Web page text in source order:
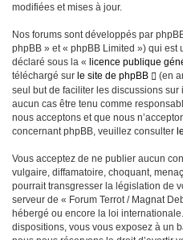
modifiées et mises à jour.
Nos forums sont développés par
phpBB » et « phpBB Limited ») qui
déclaré sous la « licence publique
téléchargé sur le site de phpBB
(en
seul but de faciliter les discussions
aucun cas être tenu comme
nous acceptons et que nous
concernant phpBB, veuillez consulter
Vous acceptez de ne publier aucun
vulgaire, diffamatoire, choquant,
pourrait transgresser la législation de
serveur de « Forum Terrot / Magnat
hébergé ou encore la loi
dispositions, vous vous exposez à un